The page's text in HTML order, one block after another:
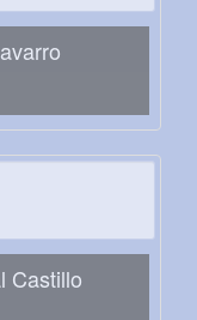
Castillo